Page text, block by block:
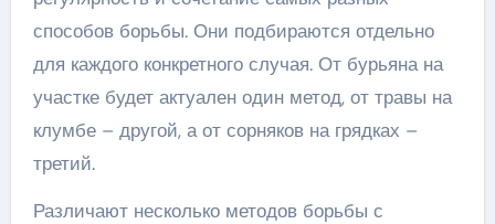
способов борьбы. Они подбираются отдельно
для каждого конкретного случая. От бурьяна на
участке будет актуален один метод, от травы на
клумбе – другой, а от сорняков на грядках –
третий.
Различают несколько методов борьбы с